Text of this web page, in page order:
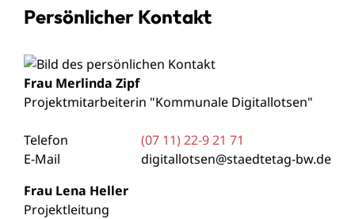
Persönlicher Kontakt
Frau Merlinda Zipf
Projektmitarbeiterin "Kommunale Digitallotsen"
Telefon (07 11) 22-921 71
E-Mail
digitallotsen@staedtetag-bw.de
Frau Lena Heller
Projektleitung